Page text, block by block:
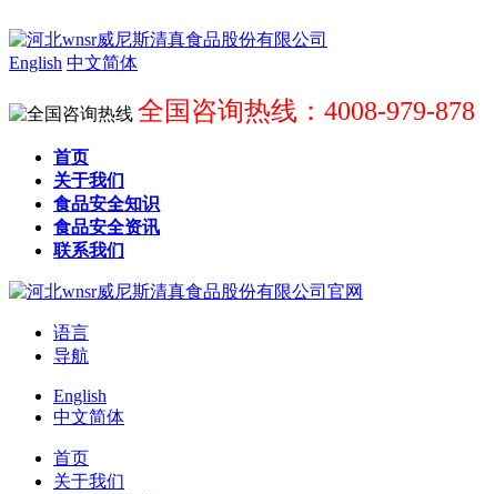
English 中文简体
全国咨询热线：4008-979-878
首页
关于我们
食品安全知识
食品安全资讯
联系我们
语言
导航
English
中文简体
首页
关于我们